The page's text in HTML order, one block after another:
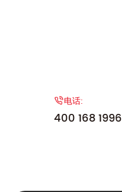
电话:
400 168 1996